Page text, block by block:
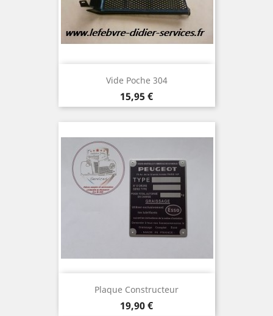
Vide Poche 304
Prix
15,95 €
Plaque Constructeur
Prix
19,90 €